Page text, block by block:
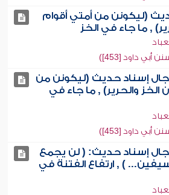
(ليكونن من أمتي أقوام
, ما جاء في الخز
داود [453])
إسناد حديث (ليكونن من
والحرير) , ما جاء في
داود [453])
إسناد حديث: ( لن يجمع
) , ارتفاع الفتنة في